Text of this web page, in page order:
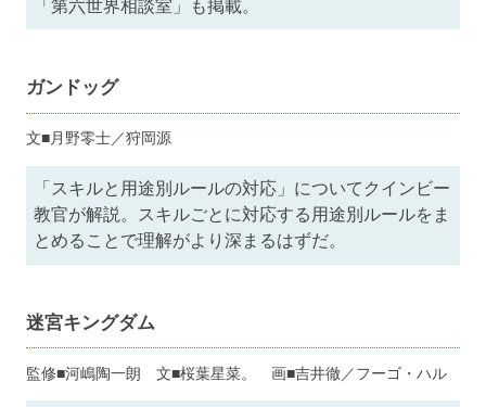
「第六世界相談室」も掲載。
ガンドッグ
文■月野零士／狩岡源
「スキルと用途別ルールの対応」についてクインビー
教官が解説。スキルごとに対応する用途別ルールをま
とめることで理解がより深まるはずだ。
迷宮キングダム
監修■河嶋陶一朗 文■桜葉星菜。 画■吉井徹／フーゴ・ハル